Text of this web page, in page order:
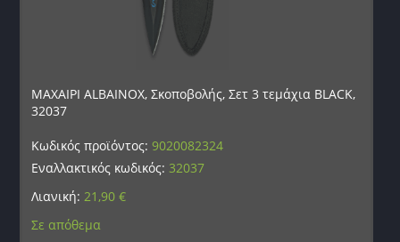
ΜΑΧΑΙΡΙ ALBAINOX, Σκοποβολής, Σετ 3 τεμάχια BLACK,
32037
Κωδικός προϊόντος:9020082324
Εναλλακτικός κωδικός: 32037
Λιανική:21,90€
Σε απόθεμα